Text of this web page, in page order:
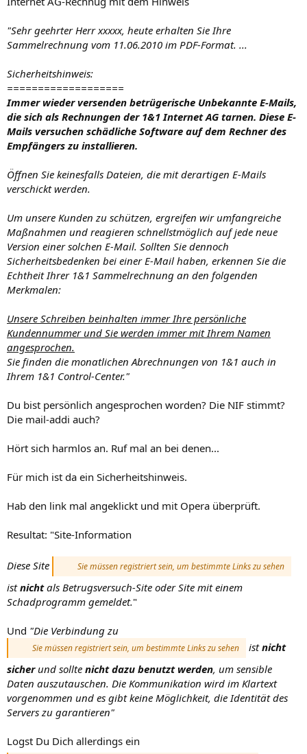
"Sehr geehrter Herr xxxxx, heute erhalten Sie Ihre
Sammelrechnung vom 11.06.2010 im PDF-Format. ...
Sicherheitshinweis:
===================
Immer wieder versenden betrügerische Unbekannte E-Mails,
die sich als Rechnungen der 1&1 Internet AG tarnen. Diese E-
Mails versuchen schädliche Software auf dem Rechner des
Empfängers zu installieren.
Öffnen Sie keinesfalls Dateien, die mit derartigen E-Mails
verschickt werden.
Um unsere Kunden zu schützen, ergreifen wir umfangreiche
Maßnahmen und reagieren schnellstmöglich auf jede neue
Version einer solchen E-Mail. Sollten Sie dennoch
Sicherheitsbedenken bei einer E-Mail haben, erkennen Sie die
Echtheit Ihrer 1&1 Sammelrechnung an den folgenden
Merkmalen:
Unsere Schreiben beinhalten immer Ihre persönliche
Kundennummer und Sie werden immer mit Ihrem Namen
angesprochen.
Sie finden die monatlichen Abrechnungen von 1&1 auch in
Ihrem 1&1 Control-Center."
Du bist persönlich angesprochen worden? Die NIF stimmt?
Die mail-addi auch?
Hört sich harmlos an. Ruf mal an bei denen...
Für mich ist da ein Sicherheitshinweis.
Hab den link mal angeklickt und mit Opera überprüft.
Resultat: "Site-Information
Diese Site Sie müssen registriert sein, um bestimmte Links zu sehen
istnichtals Betrugsversuch-Site oder Site mit einem
Schadprogramm gemeldet."
Und "Die Verbindung zu
Sie müssen registriert sein, um bestimmte Links zu sehen istnicht
sicherund sollte nicht dazu benutzt werden, um sensible
Daten auszutauschen. Die Kommunikation wird im Klartext
vorgenommen und es gibt keine Möglichkeit, die Identität des
Servers zu garantieren"
Logst Du Dich allerdings ein